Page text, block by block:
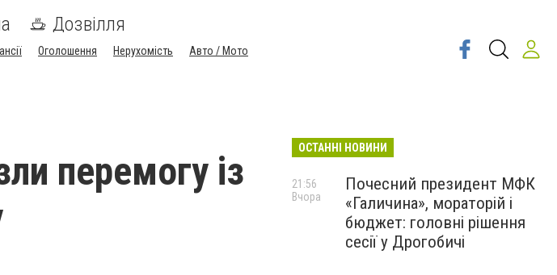
Дозвілля
Оголошення Нерухомість
Авто / Мото
перемогу із
ОСТАННІ НОВИНИ
Почесний президент МФК
«Галичина», мораторій і
бюджет: головні рішення
сесії у Дрогобичі
21:56
Вчора